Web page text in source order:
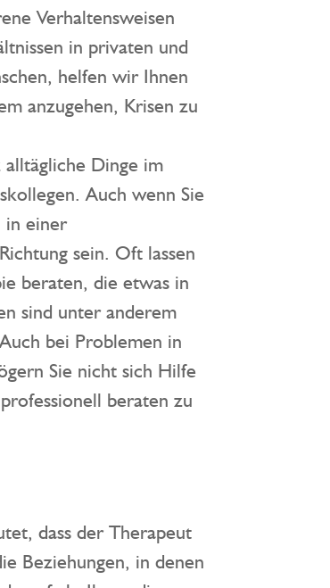
Verhaltensweisen
in privaten und
helfen wir Ihnen
anzugehen, Krisen zu
alltägliche Dinge im
Auch wenn Sie
in einer
sein. Oft lassen
beraten, die etwas in
sind unter anderem
bei Problemen in
Sie nicht sich Hilfe
beraten zu
dass der Therapeut
Beziehungen, in denen